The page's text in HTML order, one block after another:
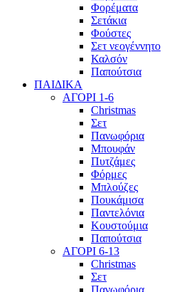
Φορέματα
Σετάκια
Φούστες
Σετ νεογέννητο
Καλσόν
Παπούτσια
ΠΑΙΔΙΚΑ
ΑΓΟΡΙ 1-6
Christmas
Σετ
Πανωφόρια
Μπουφάν
Πυτζάμες
Φόρμες
Μπλούζες
Πουκάμισα
Παντελόνια
Κουστούμια
Παπούτσια
ΑΓΟΡΙ 6-13
Christmas
Σετ
Πανωφόρια